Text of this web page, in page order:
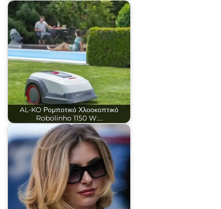
AL-KO Ρομποτικό Χλοοκοπτικό
Robolinho 1150 W:…